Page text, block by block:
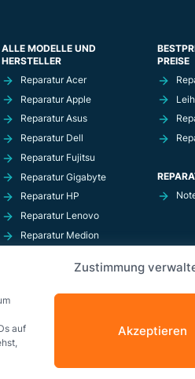
Zustimmung
auf
Akzeptieren
ALLE MODELLE UND
HERSTELLER
Reparatur Acer
Reparatur Apple
Reparatur Asus
Reparatur Dell
Reparatur Fujitsu
Reparatur Gigabyte
Reparatur HP
Reparatur Lenovo
Reparatur Medion
Reparatur Razer
Reparatur Schenker
PREISE